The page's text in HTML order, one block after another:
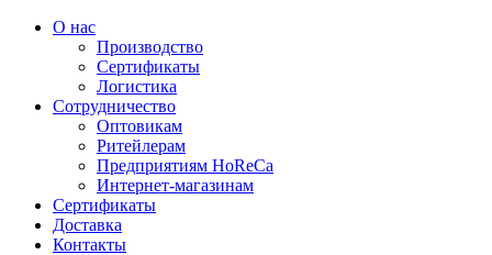
О нас
Производство
Сертификаты
Логистика
Сотрудничество
Оптовикам
Ритейлерам
Предприятиям HoReCa
Интернет-магазинам
Сертификаты
Доставка
Контакты